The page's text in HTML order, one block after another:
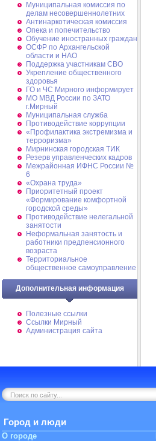
Муниципальная комиссия по
делам несовершеннолетних
Антинаркотическая комиссия
Опека и попечительство
Обучение иностранных граждан
ОСФР по Архангельской
области и НАО
Поддержка участникам СВО
Укрепление общественного
здоровья
ГО и ЧС Мирного информирует
МО МВД России по ЗАТО
г.Мирный
Муниципальная cлужба
Противодействие коррупции
«Профилактика экстремизма и
терроризма»
Мирнинская городская ТИК
Резерв управленческих кадров
Межрайонная ИФНС России №
6
«Охрана труда»
Приоритетный проект
«Формирование комфортной
городской среды»
Противодействие нелегальной
занятости
Неформальная занятость и
работники предпенсионного
возраста
Территориальное
общественное самоуправление
Дополнительная информация
Полезные ссылки
Ссылки Мирный
Администрация сайта
Город и люди
О городе